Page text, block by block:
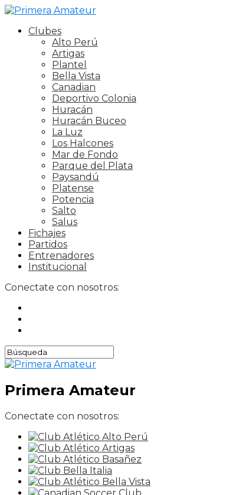
Clubes
Alto Perú
Artigas
Plantel
Bella Vista
Canadian
Deportivo Colonia
Huracán
Huracán Buceo
La Luz
Los Halcones
Mar de Fondo
Parque del Plata
Paysandú
Platense
Potencia
Salto
Salus
Fichajes
Partidos
Entrenadores
Institucional
Conectate con nosotros:
Primera Amateur
Conectate con nosotros: